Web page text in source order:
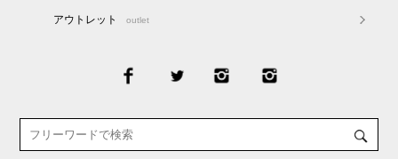
アウトレット outlet